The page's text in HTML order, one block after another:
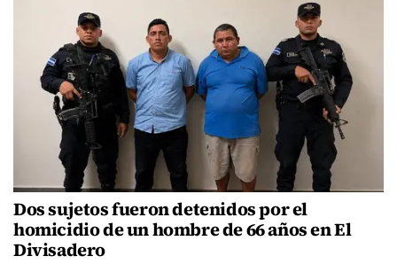
Dos sujetos fueron detenidos por el
homicidio de un hombre de 66 años en El
Divisadero